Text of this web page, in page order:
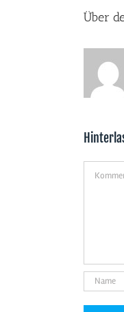
Über